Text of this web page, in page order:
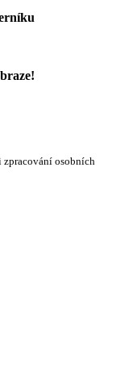
zpracování osobních